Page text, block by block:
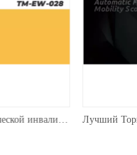
Лучший поставщик электрической инвалидной коляски Topmedi TM-EW-028